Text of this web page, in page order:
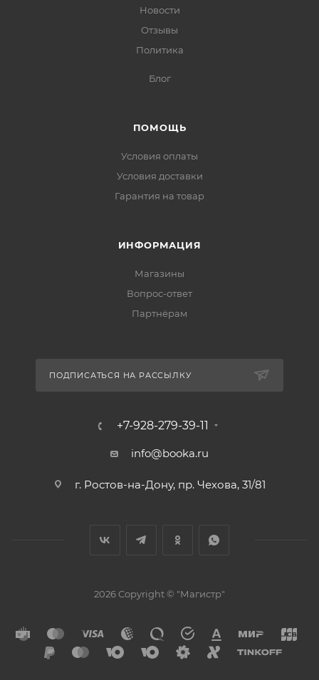
Новости
Отзывы
Политика
Блог
ПОМОЩЬ
Условия оплаты
Условия доставки
Гарантия на товар
ИНФОРМАЦИЯ
Магазины
Вопрос-ответ
Партнёрам
ПОДПИСАТЬСЯ НА РАССЫЛКУ
+7-928-279-39-11
info@booka.ru
г. Ростов-на-Дону, пр. Чехова, 31/81
2026 Copyright © "Магистр"